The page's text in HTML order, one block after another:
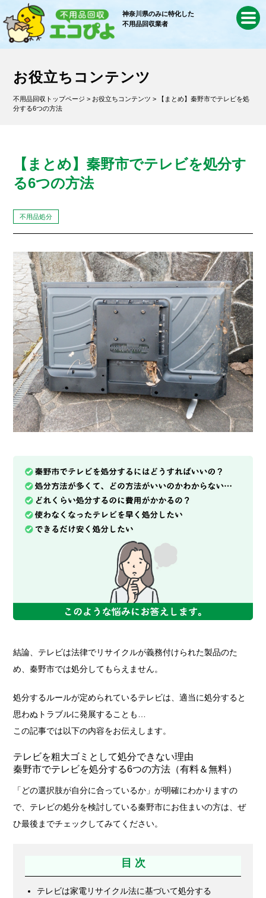
神奈川県のみに特化した
不用品回収業者
お役立ちコンテンツ
不用品回収トップページ > お役立ちコンテンツ > 【まとめ】秦野市でテレビを処
分する6つの方法
【まとめ】秦野市でテレビを処分す
る6つの方法
不用品処分
結論、テレビは法律でリサイクルが義務付けられた製品のた
め、秦野市では処分してもらえません。
処分するルールが定められているテレビは、適当に処分すると
思わぬトラブルに発展することも…
この記事では以下の内容をお伝えします。
テレビを粗大ゴミとして処分できない理由
秦野市でテレビを処分する6つの方法（有料＆無料）
「どの選択肢が自分に合っているか」が明確にわかりますの
で、テレビの処分を検討している秦野市にお住まいの方は、ぜ
ひ最後までチェックしてみてください。
目 次
テレビは家電リサイクル法に基づいて処分する